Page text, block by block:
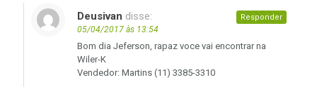
Deusivan disse:
05/04/2017 às 13:54
Bom dia Jeferson, rapaz voce vai encontrar na
Wiler-K
Vendedor: Martins (11) 3385-3310
Responder